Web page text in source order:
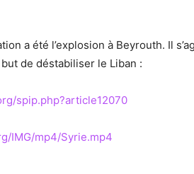
a été l’explosion à Beyrouth. Il
de déstabiliser le Liban :
spip.php?article12070
IMG/mp4/Syrie.mp4